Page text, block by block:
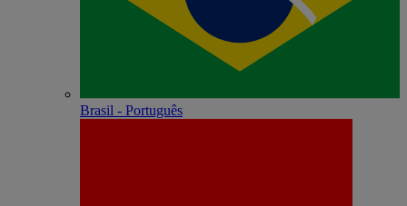
Brasil - Português